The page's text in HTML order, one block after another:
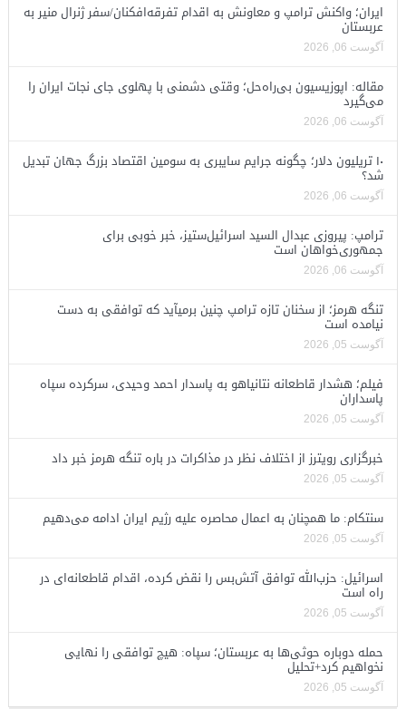
ایران؛ واکنش ترامپ و معاونش به اقدام تفرقه‌افکنان/سفر ژنرال منیر به
عربستان
آگوست 06, 2026
مقاله: اپوزیسیون بی‌راه‌حل؛ وقتی دشمنی با پهلوی جای نجات ایران را
می‌گیرد
آگوست 06, 2026
۱۰ تریلیون دلار؛ چگونه جرایم سایبری به سومین اقتصاد بزرگ جهان تبدیل
شد؟
آگوست 06, 2026
ترامپ: پیروزی عبدال السید اسرائیل‌ستیز، خبر خوبی برای
جمهوری‌خواهان است
آگوست 06, 2026
تنگه هرمز؛ از سخنان تازه ترامپ چنین برمیآید که توافقی به دست
نیامده است
آگوست 05, 2026
فیلم؛ هشدار قاطعانه نتانیاهو به پاسدار احمد وحیدی، سرکرده سپاه
پاسداران
آگوست 05, 2026
خبرگزاری رویترز از اختلاف نظر در مذاکرات در باره تنگه هرمز خبر داد
آگوست 05, 2026
سنتکام: ما همچنان به اعمال محاصره علیه رژیم ایران ادامه می‌دهیم
آگوست 05, 2026
اسرائیل: حزب‌الله توافق آتش‌بس را نقض کرده، اقدام قاطعانه‌ای در
راه است
آگوست 05, 2026
حمله دوباره حوثی‌ها به عربستان؛ سپاه: هیچ توافقی را نهایی
نخواهیم کرد+تحلیل
آگوست 05, 2026